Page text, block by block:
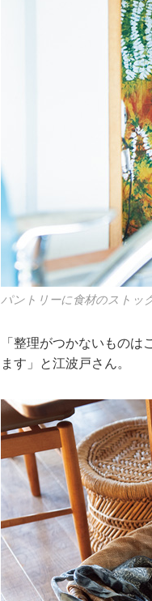
パントリーに食材のストッ
「整理がつかないもの
ます」と江波戸さん。